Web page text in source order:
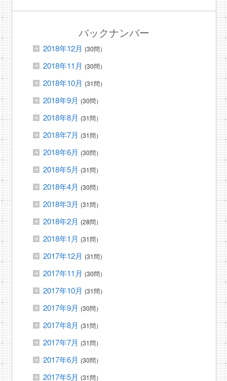
バックナンバー
2018年12月 (30問）
2018年11月 (30問）
2018年10月 (31問）
2018年9月 (30問）
2018年8月 (31問）
2018年7月 (31問）
2018年6月 (30問）
2018年5月 (31問）
2018年4月 (30問）
2018年3月 (31問）
2018年2月 (28問）
2018年1月 (31問）
2017年12月 (31問）
2017年11月 (30問）
2017年10月 (31問）
2017年9月 (30問）
2017年8月 (31問）
2017年7月 (31問）
2017年6月 (30問）
2017年5月 (31問）